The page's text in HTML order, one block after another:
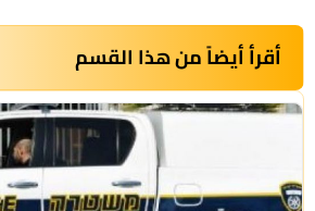
أقرأ أيضاً من هذا القسم